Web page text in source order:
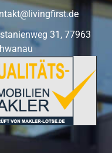
31, 77963